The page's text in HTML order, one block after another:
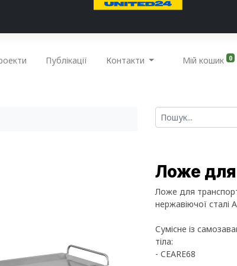
Публікації Контакти Мій кошик 0
Ложе для
Ложе для
нержавіючої сталі
Сумісне із
тіла:
- CEARE68